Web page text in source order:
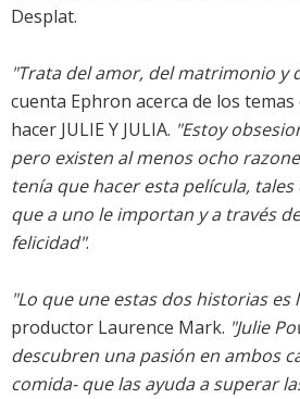
Desplat.
"Trata del amor, del matrimonio y
cuenta Ephron acerca de los
hacer JULIE Y JULIA. "Estoy
pero existen al menos ocho
tenía que hacer esta película,
que a uno le importan y a través
felicidad".
"Lo que une estas dos historias es
productor Laurence Mark. "Julie
descubren una pasión en ambos
comida- que las ayuda a superar